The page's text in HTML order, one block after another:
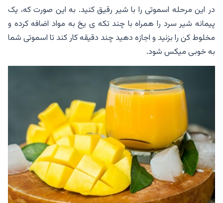
در این مرحله اسموتی را با شیر رقیق کنید. به این صورت که، یک
پیمانه شیر سرد را همراه با چند تکه ی یخ به مواد اضافه کرده و
مخلوط کن را بزنید و اجازه دهید چند دقیقه کار کند تا اسموتی شما
به خوبی میکس شود.